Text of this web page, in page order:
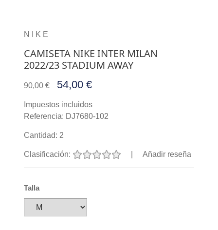
NIKE
CAMISETA NIKE INTER MILAN
2022/23 STADIUM AWAY
90,00 € 54,00 €
Impuestos incluidos
Referencia: DJ7680-102
Cantidad: 2
Clasificación: Añadir reseña
Talla